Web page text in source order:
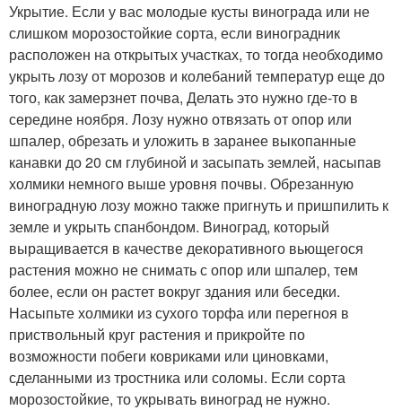
Укрытие. Если у вас молодые кусты винограда или не
слишком морозостойкие сорта, если виноградник
расположен на открытых участках, то тогда необходимо
укрыть лозу от морозов и колебаний температур еще до
того, как замерзнет почва, Делать это нужно где-то в
середине ноября. Лозу нужно отвязать от опор или
шпалер, обрезать и уложить в заранее выкопанные
канавки до 20 см глубиной и засыпать землей, насыпав
холмики немного выше уровня почвы. Обрезанную
виноградную лозу можно также пригнуть и пришпилить к
земле и укрыть спанбондом. Виноград, который
выращивается в качестве декоративного вьющегося
растения можно не снимать с опор или шпалер, тем
более, если он растет вокруг здания или беседки.
Насыпьте холмики из сухого торфа или перегноя в
приствольный круг растения и прикройте по
возможности побеги ковриками или циновками,
сделанными из тростника или соломы. Если сорта
морозостойкие, то укрывать виноград не нужно.